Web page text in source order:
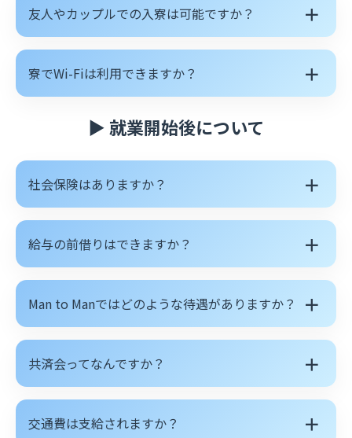
友人やカップルでの入寮は可能ですか？ ＋
寮でWi-Fiは利用できますか？ ＋
▶ 就業開始後について
社会保険はありますか？ ＋
給与の前借りはできますか？ ＋
Man to Manではどのような待遇がありますか？ ＋
共済会ってなんですか？ ＋
交通費は支給されますか？ ＋